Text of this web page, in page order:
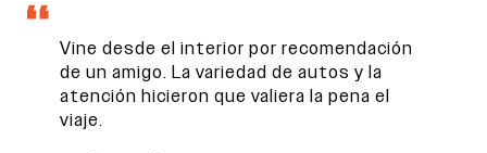
Vine desde el interior por recomendación
de un amigo. La variedad de autos y la
atención hicieron que valiera la pena el
viaje.